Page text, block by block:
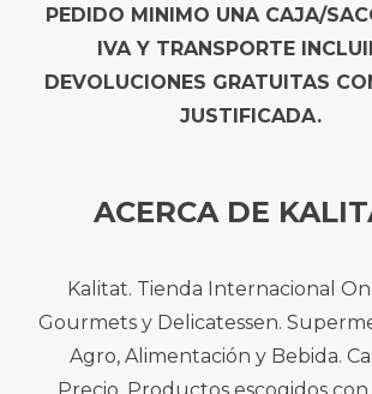
PEDIDO MINIMO UNA CAJA/
IVA Y TRANSPORTE
DEVOLUCIONES GRATUITAS
JUSTIFICADA.
ACERCA DE
Kalitat. Tienda Internacional
Gourmets y Delicatessen.
Agro, Alimentación y Bebida.